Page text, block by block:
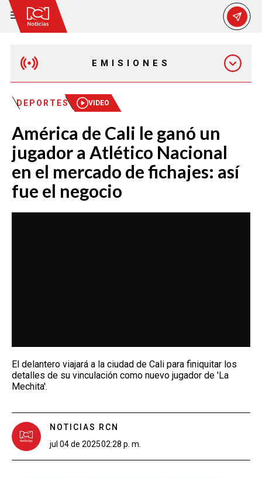
EMISIONES
MAÑANA EXPRESS
EMISIÓN 12:30 PM
EMISIÓN 7:00 PM
EMISIÓN 11:30 PM
DEPORTES VIDEO
América de Cali le ganó un
jugador a Atlético Nacional
en el mercado de fichajes: así
fue el negocio
El delantero viajará a la ciudad de Cali para finiquitar los
detalles de su vinculación como nuevo jugador de 'La
Mechita'.
NOTICIAS RCN
jul 04 de 202502:28 p. m.